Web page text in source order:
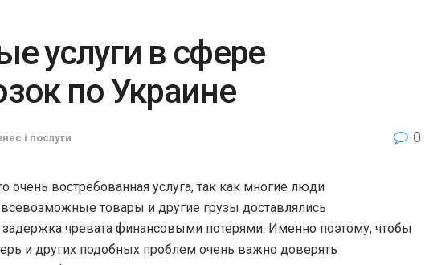
услуги в сфере
по Украине
і послуги 0
очень востребованная услуга, так как многие люди
товары и другие грузы доставлялись
чревата финансовыми потерями. Именно поэтому, чтобы
и других подобных проблем очень важно доверять